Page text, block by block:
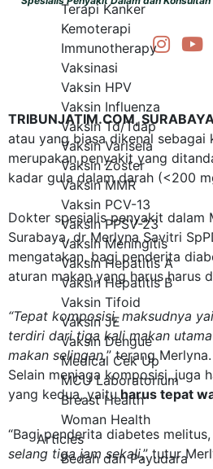
Terapi Kanker
Kemoterapi
Immunotherapy
Vaksinasi
Vaksin HPV
Vaksin Influenza
Vaksin Td/Tdap
Vaksin Varisela
Vaksin Zoster
Vaksin MMR
Vaksin PCV-13
Vaksin PPSV-23
Vaksin Meningitis
Vaksin Hepatitis A
Vaksin Hepatitis B
Vaksin Tifoid
Vaksin JE
Vaksin Dengue
Medical Cek Up
MCU Laboratorium
Breast Health
Woman Health
Articles
Bedah dan Payudara
TRIBUNJATIM.COM,
atau yang biasa dikenal sebagai
merupakan penyakit yang
kadar gula dalam darah (<200
Dokter spesialis penyakit dalam
Surabaya, dr Merlyna Savitri
mengatakan, bagi penderita
aturan makan yang harus harus
“Tepat komposisi, maksudnya
terdiri dari tiga kali makan uta
makan selingan,” terang Merlyna.
Selain menjaga komposisi, juga
yang kedua, yaituharus tepat
“Bagi penderita diabetes melitus,
selang tiga jam sekali,” tutur